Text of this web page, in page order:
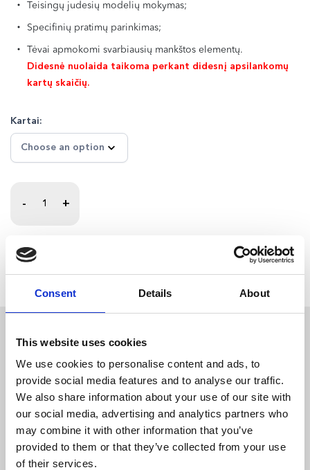
Consent Details About
This website uses cookies
We use cookies to personalise content and ads, to
provide social media features and to analyse our traffic.
We also share information about your use of our site with
our social media, advertising and analytics partners who
may combine it with other information that you’ve
provided to them or that they’ve collected from your use
of their services.
Teisingų judesių modelių mokymas;
Specifinių pratimų parinkimas;
Tėvai apmokomi svarbiausių mankštos elementų.
Didesnė nuolaida taikoma perkant didesnį apsilankomų
kartų skaičių.
Kartai:
KINEZITERAPIJA
(1-
M.)
quantity
- +
DESCRIPTION
Individualios kineziterapijos metu siekiama išmokyti
kūdikį teisingų judesių modelių, skatinamas jo raidos
etapui būdingų įgūdžių formavimasis. Šios mankštos
metu atliekami vaiko amžiui bei raidai pritaikyti pratimai,